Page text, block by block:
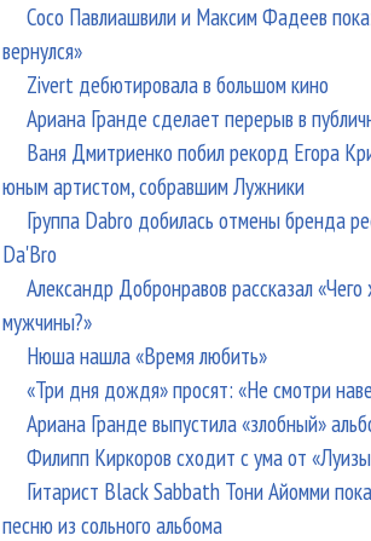
Сосо Павлиашвили и Максим Фадеев
вернулся»
Zivert дебютировала в большом кино
Ариана Гранде сделает перерыв в
Ваня Дмитриенко побил рекорд Егора
юным артистом, собравшим Лужники
Группа Dabro добилась отмены бренда
Da'Bro
Александр Добронравов рассказал «Чего
мужчины?»
Нюша нашла «Время любить»
«Три дня дождя» просят: «Не смотри
Ариана Гранде выпустила «злобный»
Филипп Киркоров сходит с ума от
Гитарист Black Sabbath Тони Айомми
песню из сольного альбома